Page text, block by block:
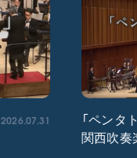
2026.07.31
「ペンタ
関西吹奏